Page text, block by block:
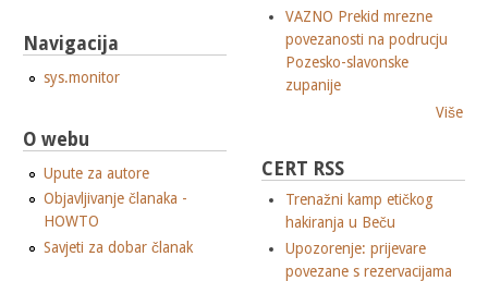
Navigacija
sys.monitor
O webu
Upute za autore
Objavljivanje članaka -
HOWTO
Savjeti za dobar članak
VAZNO Prekid mrezne
povezanosti na podrucju
Pozesko-slavonske
zupanije
Više
CERT RSS
Trenažni kamp etičkog
hakiranja u Beču
Upozorenje: prijevare
povezane s rezervacijama